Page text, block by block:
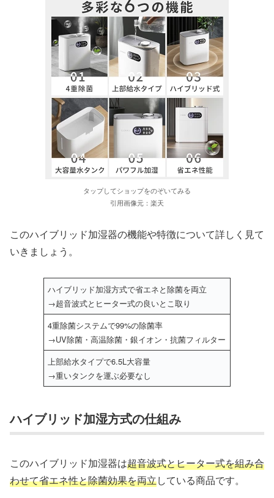
タップしてショップをのぞいてみる
引用画像元：楽天
このハイブリッド加湿器の機能や特徴について詳しく見て
いきましょう。
ハイブリッド加湿方式で省エネと除菌を両立
→超音波式とヒーター式の良いとこ取り
4重除菌システムで99%の除菌率
→UV除菌・高温除菌・銀イオン・抗菌フィルター
上部給水タイプで6.5L大容量
→重いタンクを運ぶ必要なし
ハイブリッド加湿方式の仕組み
このハイブリッド加湿器は超音波式とヒーター式を組み合
わせて省エネ性と除菌効果を両立している商品です。